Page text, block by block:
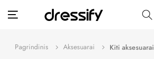
Toggle
navigation
☰
Pagrindinis Aksesuarai Kiti aksesuarai